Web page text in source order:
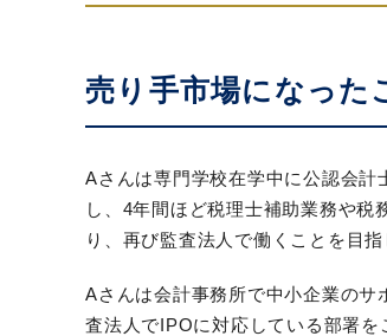
売り手市場になった
Aさんは専門学校在学中に公認会
し、4年間ほど税理士補助業務や
り、再び監査法人で働くことを目
Aさんは会計事務所で中小企業の
査法人でIPOに対応している部署を